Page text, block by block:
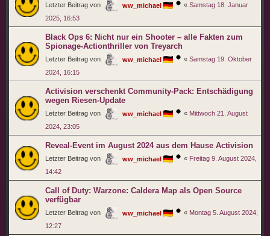
Letzter Beitrag von ww_michael « Samstag 18. Januar
2025, 16:53
Black Ops 6: Nicht nur ein Shooter – alle Fakten zum
Spionage-Actionthriller von Treyarch
Letzter Beitrag von ww_michael « Samstag 19. Oktober
2024, 16:15
Activision verschenkt Community-Pack: Entschädigung
wegen Riesen-Update
Letzter Beitrag von ww_michael « Mittwoch 21. August
2024, 23:05
Reveal-Event im August 2024 aus dem Hause Activision
Letzter Beitrag von ww_michael « Freitag 9. August 2024,
14:42
Call of Duty: Warzone: Caldera Map als Open Source
verfügbar
Letzter Beitrag von ww_michael « Montag 5. August 2024,
12:27